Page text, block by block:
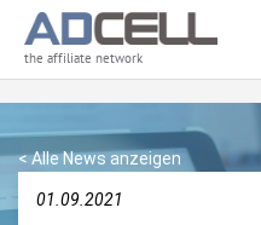
the affiliate network
< Alle News anzeigen
01.09.2021